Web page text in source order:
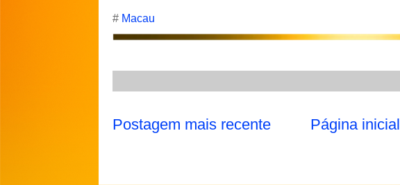
s
A
p
a
o
r
# Macau
Postagem mais recente Página inicial